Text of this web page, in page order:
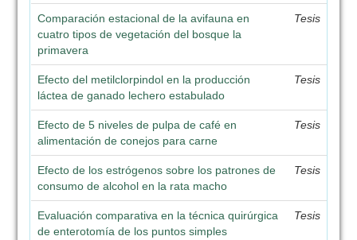
Comparación estacional de la avifauna en
cuatro tipos de vegetación del bosque la
primavera
Tesis
Efecto del metilclorpindol en la producción
láctea de ganado lechero estabulado
Tesis
Efecto de 5 niveles de pulpa de café en
alimentación de conejos para carne
Tesis
Efecto de los estrógenos sobre los patrones de
consumo de alcohol en la rata macho
Tesis
Evaluación comparativa en la técnica quirúrgica
de enterotomía de los puntos simples
Tesis